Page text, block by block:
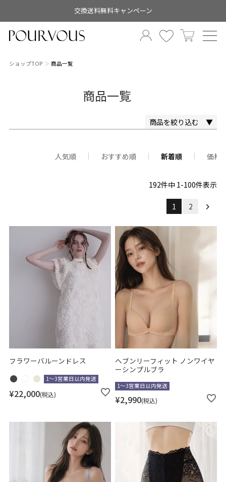
交換送料無料キャンペーン
ショップTOP 商品一覧
商品一覧
商品を絞り込む ▼
キーワード
〜
商品タグ
送料無料
大きいサイズ
即日発送
ドレス
パンツドレス
スーツ
アウター
デイリーウェア
バッグ
アクセサリー
人気順 おすすめ順 新着順 価格
192件中 1-100件表示
1 2
フラワーバルーンドレス
1～3営業日以内発送
¥22,000 税込
ヘブンリーフィット ノンワイヤ
ーシンプルブラ
1～3営業日以内発送
¥2,990 税込